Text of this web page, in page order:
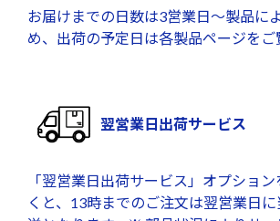
お届けまでの日数は3営業日～製品に
め、出荷の予定日は各製品ページをご
翌営業日出荷サービス
「翌営業日出荷サービス」オプショ
くと、13時までのご注文は翌営業日